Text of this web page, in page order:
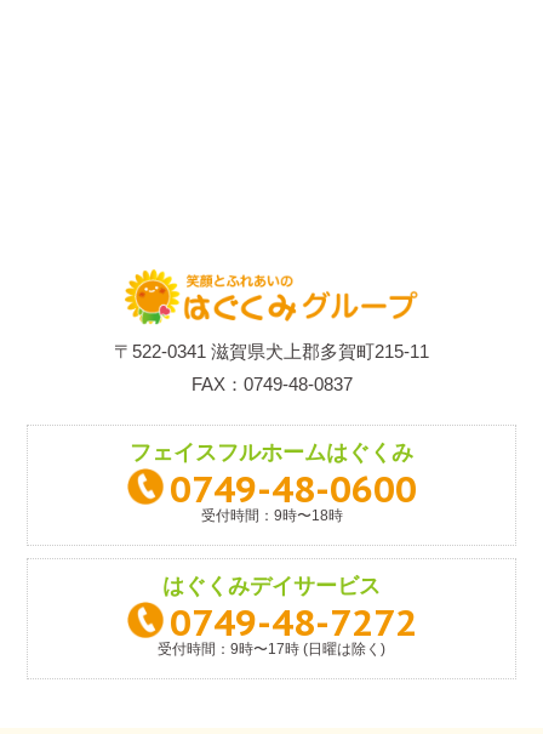
〒522-0341 滋賀県犬上郡多賀町215-11
FAX：0749-48-0837
フェイスフルホームはぐくみ
0749-48-0600
受付時間：9時〜18時
はぐくみデイサービス
0749-48-7272
受付時間：9時〜17時 (日曜は除く)